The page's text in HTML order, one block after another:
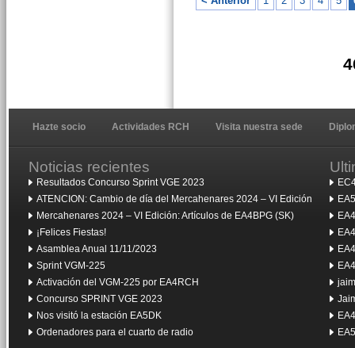
Hazte socio Actividades RCH Visita nuestra sede
Noticias recientes
Resultados Concurso Sprint VGE 2023
ATENCION: Cambio de día del Mercahenares 2024 – VI Edición
Mercahenares 2024 – VI Edición: Artículos de EA4BPG (SK)
¡Felices Fiestas!
Asamblea Anual 11/11/2023
Sprint VGM-225
Activación del VGM-225 por EA4RCH
Concurso SPRINT VGE 2023
Nos visitó la estación EA5DK
Ordenadores para el cuarto de radio